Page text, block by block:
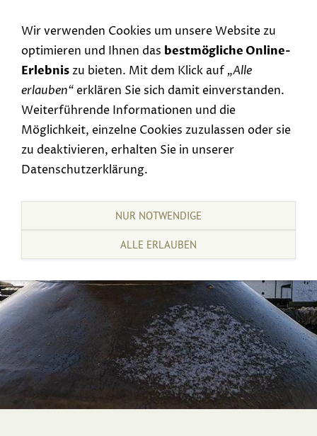
Wir verwenden Cookies um unsere Website zu
optimieren und Ihnen das bestmögliche Online-
Erlebniszu bieten. Mit dem Klick auf „Alle
erlauben“erklären Sie sich damit einverstanden.
Weiterführende Informationen und die
Möglichkeit, einzelne Cookies zuzulassen oder sie
zu deaktivieren, erhalten Sie in unserer
Datenschutzerklärung.
NUR NOTWENDIGE
ALLE ERLAUBEN